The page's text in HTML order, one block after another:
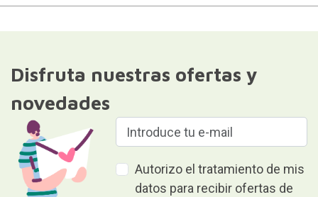
Disfruta nuestras ofertas y
novedades
Autorizo el tratamiento de mis
datos para recibir ofertas de